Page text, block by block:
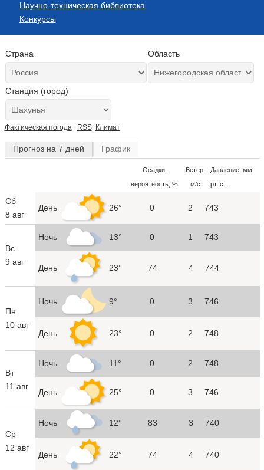
Научно-техническая библиотека
Конкурсы
Страна Область
Станция (город)
Фактическая погода RSS Климат
Прогноз на 7 дней График
Осадки,
вероятность, %
Ветер,
м/с
Давление, мм
рт. ст.
Сб
8 авг
День 26° 0 2 743
Вс
9 авг
Ночь 13° 0 1 743
День 23° 74 4 744
Пн
10 авг
Ночь 9° 0 3 746
День 23° 0 2 748
Вт
11 авг
Ночь 11° 0 2 748
День 25° 0 3 746
Ср
12 авг
Ночь 12° 83 3 740
День 22° 74 4 740